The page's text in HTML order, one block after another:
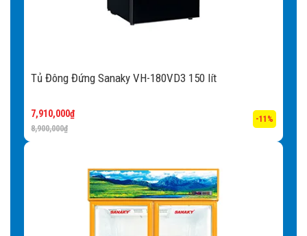
và có tuổi thọ bền bỉ hơn nhiều lần so với các loại đèn
huỳnh quang, đèn sợi đốt,… mang lại giá trị sử dụng lâu
Bảng điều khiển điện tử thế hệ mới:Người sử dụng giờ
chính xác theo ý muốn của mình.
Giỏ đựng đồ tiện lợi:
Giỏ đựng đồ tách biệt có thể bỏ ra
khi không sử dụng.
Cánh kính cong:Vì là một thiết bị dùng để trưng bày nên
tủ đông mặt kính thường có mẫu mã kiểu dáng đẹp sang
trọng góp phần làm đẹp thêm mỹ quan của quán.
Tủ Đông Đứng Sanaky VH-180VD3 150 lít
8,900,000₫
7,910,000₫
-11%